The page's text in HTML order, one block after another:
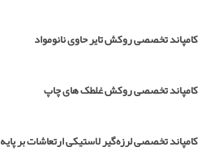
کامپاند تخصصی روکش تایر حاوی نانومواد
کامپاند تخصصی روکش غلطک های چاپ
کامپاند تخصصی لرزه‌گیر لاستیکی ارتعاشات بر پایه EPDM و NR/SBR